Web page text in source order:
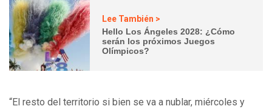
Lee También >
Hello Los Ángeles 2028: ¿Cómo
serán los próximos Juegos
Olímpicos?
“El resto del territorio si bien se va a nublar, miércoles y